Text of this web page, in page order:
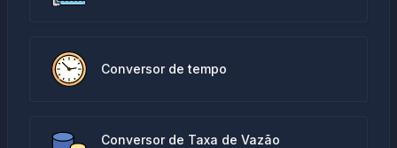
Conversor de tempo
Conversor de Taxa de Vazão